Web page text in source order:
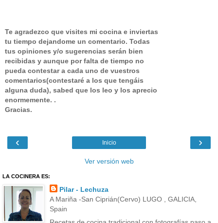
Te agradezco que visites mi cocina e inviertas
tu tiempo dejandome un comentario. Todas
tus opiniones y/o sugerencias serán bien
recibidas y aunque por falta de tiempo no
pueda contestar a cada uno de vuestros
comentarios(contestaré a los que tengáis
alguna duda), sabed que los leo y los aprecio
enormemente. .
Gracias.
‹ ›
Inicio
Ver versión web
LA COCINERA ES:
Pilar - Lechuza
A Mariña -San Ciprián(Cervo) LUGO , GALICIA,
Spain